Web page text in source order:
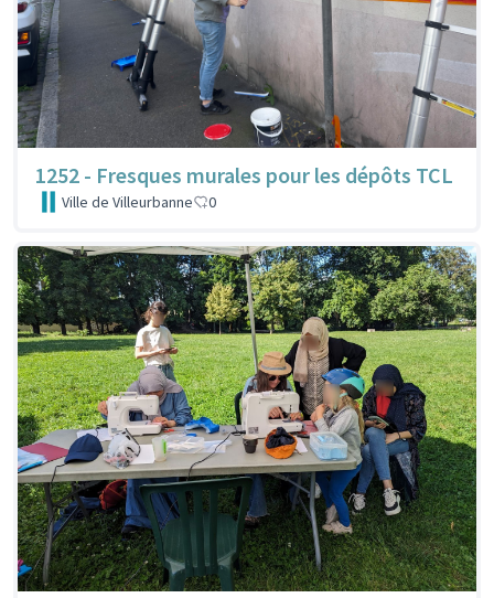
1252 - Fresques murales pour les dépôts TCL
Ville de Villeurbanne 0